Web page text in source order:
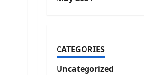
CATEGORIES
Uncategorized